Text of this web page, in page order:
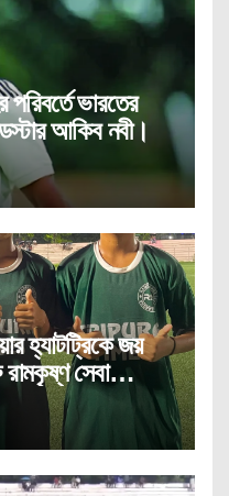
ভারতের
আকিব নবী।
হ্যাটট্রিকে জয়
রামকৃষ্ণ সেবা